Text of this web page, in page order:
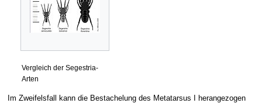
Vergleich der Segestria-
Arten
Im Zweifelsfall kann die Bestachelung des Metatarsus I herangezogen